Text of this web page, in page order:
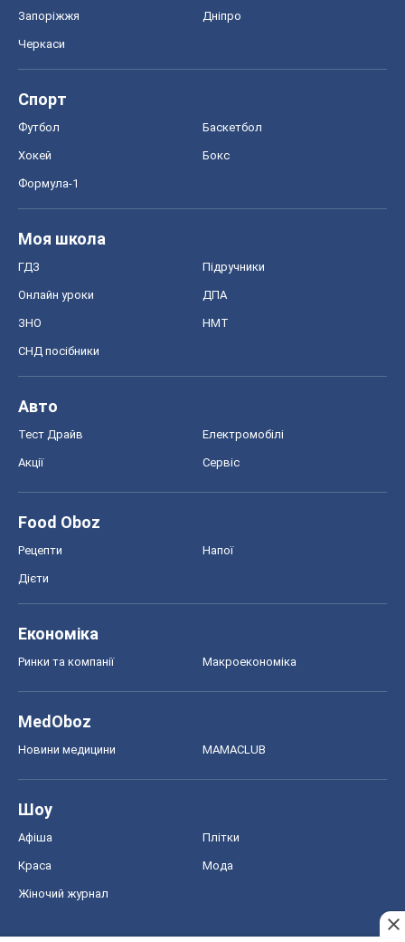
Запоріжжя Дніпро
Черкаси
Спорт
Футбол Баскетбол
Хокей Бокс
Формула-1
Моя школа
ГДЗ Підручники
Онлайн уроки ДПА
ЗНО НМТ
СНД посібники
Авто
Тест Драйв Електромобілі
Акції Сервіс
Food Oboz
Рецепти Напої
Дієти
Економіка
Ринки та компанії Макроекономіка
MedOboz
Новини медицини MAMACLUB
Шоу
Афіша Плітки
Краса Мода
Жіночий журнал